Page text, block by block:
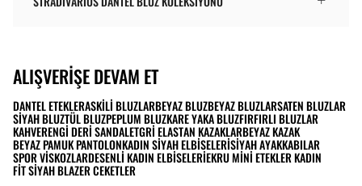
ALIŞVERIŞE DEVAM ET
DANTEL ETEKLERASKILI BLUZLARBEYAZ BLUZBEYAZ BLUZLARSATEN BLUZLAR
SIYAH BLUZTÜL BLUZPEPLUM BLUZKARE YAKA BLUZFIRFIRLI BLUZLAR
KAHVERENGI DERI SANDALETGRI ELASTAN KAZAKLARBEYAZ KAZAK
BEYAZ PAMUK PANTOLONKADIN SIYAH ELBISELERISIYAH AYAKKABILAR
SPOR VISKOZLARDESENLI KADIN ELBISELERIEKRU MINI ETEKLER KADIN
FIT SIYAH BLAZER CEKETLER